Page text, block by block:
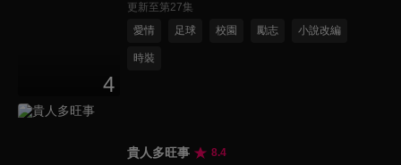
4
更新至第27集
愛情
足球 校園 勵志 小說改編
時裝
貴人多旺事
8.4